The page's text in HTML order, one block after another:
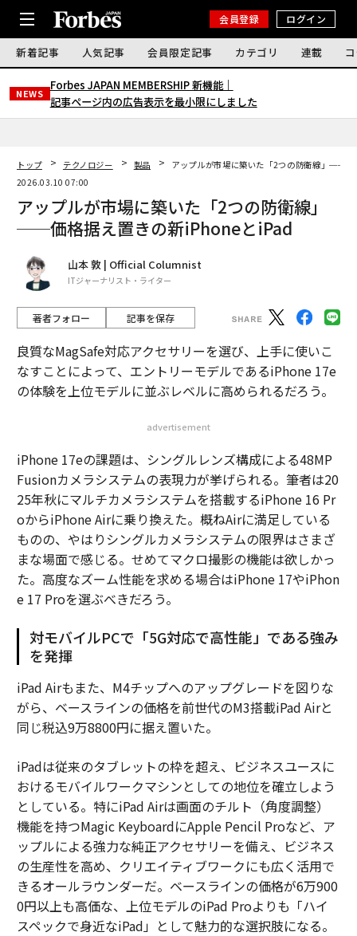
会員登録 ログイン
新着記事 人気記事 会員限定記事 カテゴリ 連載
NEWS
Forbes JAPAN MEMBERSHIP 新機能｜
記事ページ内の広告表示を最小限にしました
トップ テクノロジー 製品
アップルが市場に築いた「2つの防衛線」──
2026.03.10 07:00
アップルが市場に築いた「2つの防衛線」
──価格据え置きの新iPhoneとiPad
山本 敦 | Official Columnist
ITジャーナリスト・ライター
著者フォロー 記事を保存
良質なMagSafe対応アクセサリーを選び、上手に使いこ
なすことによって、エントリーモデルであるiPhone 17e
の体験を上位モデルに並ぶレベルに高められるだろう。
advertisement
iPhone 17eの課題は、シングルレンズ構成による48MP
Fusionカメラシステムの表現力が挙げられる。筆者は20
25年秋にマルチカメラシステムを搭載するiPhone 16 Pr
oからiPhone Airに乗り換えた。概ねAirに満足している
ものの、やはりシングルカメラシステムの限界はさまざ
まな場面で感じる。せめてマクロ撮影の機能は欲しかっ
た。高度なズーム性能を求める場合はiPhone 17やiPhon
e 17 Proを選ぶべきだろう。
対モバイルPCで「5G対応で高性能」である強み
を発揮
iPad Airもまた、M4チップへのアップグレードを図りな
がら、ベースラインの価格を前世代のM3搭載iPad Airと
同じ税込9万8800円に据え置いた。
iPadは従来のタブレットの枠を超え、ビジネスユースに
おけるモバイルワークマシンとしての地位を確立しよう
としている。特にiPad Airは画面のチルト（角度調整）
機能を持つMagic KeyboardにApple Pencil Proなど、ア
ップルによる強力な純正アクセサリーを備え、ビジネス
の生産性を高め、クリエイティブワークにも広く活用で
きるオールラウンダーだ。ベースラインの価格が6万900
0円以上も高価な、上位モデルのiPad Proよりも「ハイ
スペックで身近なiPad」として魅力的な選択肢になる。